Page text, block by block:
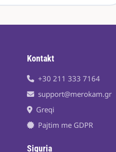
Kontakt
+30 211 333 7164
support@merokam.gr
Greqi
Pajtim me GDPR
Siguria